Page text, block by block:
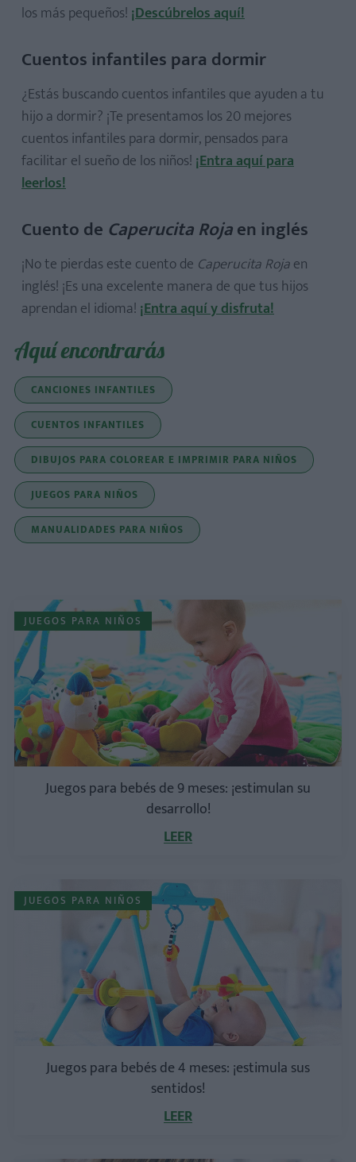
los más pequeños! ¡Descúbrelos aquí!
Cuentos infantiles para dormir
¿Estás buscando cuentos infantiles que ayuden a tu
hijo a dormir? ¡Te presentamos los 20 mejores
cuentos infantiles para dormir, pensados para
facilitar el sueño de los niños! ¡Entra aquí para
leerlos!
Cuento de Caperucita Rojaen inglés
¡No te pierdas este cuento de Caperucita Rojaen
inglés! ¡Es una excelente manera de que tus hijos
aprendan el idioma! ¡Entra aquí y disfruta!
Aquí encontrarás
CANCIONES INFANTILES
CUENTOS INFANTILES
DIBUJOS PARA COLOREAR E IMPRIMIR PARA NIÑOS
JUEGOS PARA NIÑOS
MANUALIDADES PARA NIÑOS
JUEGOS PARA NIÑOS
Juegos para bebés de 9 meses: ¡estimulan su
desarrollo!
LEER
JUEGOS PARA NIÑOS
Juegos para bebés de 4 meses: ¡estimula sus
sentidos!
LEER